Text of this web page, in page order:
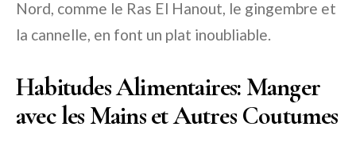
Nord, comme le Ras El Hanout, le gingembre et
la cannelle, en font un plat inoubliable.
Habitudes Alimentaires: Manger
avec les Mains et Autres Coutumes